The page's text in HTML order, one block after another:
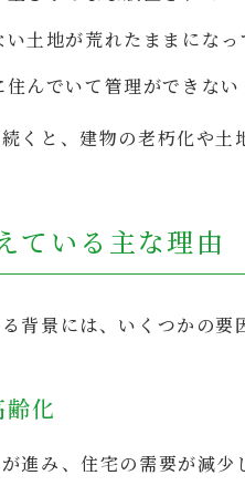
い土地が荒れたままにな
んでいて管理ができない
くと、建物の老朽化や
ている主な理由
背景には、いくつかの要
化
進み、住宅の需要が減